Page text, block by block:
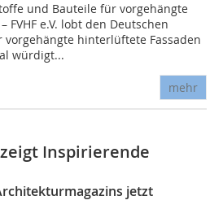
und Bauteile für vorgehängte
FVHF e.V. lobt den Deutschen
vorgehängte hinterlüftete Fassaden
würdigt...
mehr
zeigt Inspirierende
jetzt